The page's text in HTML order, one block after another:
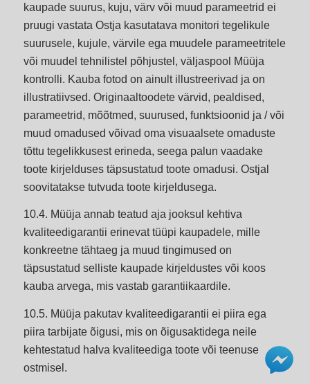
kaupade suurus, kuju, värv või muud parameetrid ei
pruugi vastata Ostja kasutatava monitori tegelikule
suurusele, kujule, värvile ega muudele parameetritele
või muudel tehnilistel põhjustel, väljaspool Müüja
kontrolli. Kauba fotod on ainult illustreerivad ja on
illustratiivsed. Originaaltoodete värvid, pealdised,
parameetrid, mõõtmed, suurused, funktsioonid ja / või
muud omadused võivad oma visuaalsete omaduste
tõttu tegelikkusest erineda, seega palun vaadake
toote kirjelduses täpsustatud toote omadusi. Ostjal
soovitatakse tutvuda toote kirjeldusega.
10.4. Müüja annab teatud aja jooksul kehtiva
kvaliteedigarantii erinevat tüüpi kaupadele, mille
konkreetne tähtaeg ja muud tingimused on
täpsustatud selliste kaupade kirjeldustes või koos
kauba arvega, mis vastab garantiikaardile.
10.5. Müüja pakutav kvaliteedigarantii ei piira ega
piira tarbijate õigusi, mis on õigusaktidega neile
kehtestatud halva kvaliteediga toote või teenuse
ostmisel.